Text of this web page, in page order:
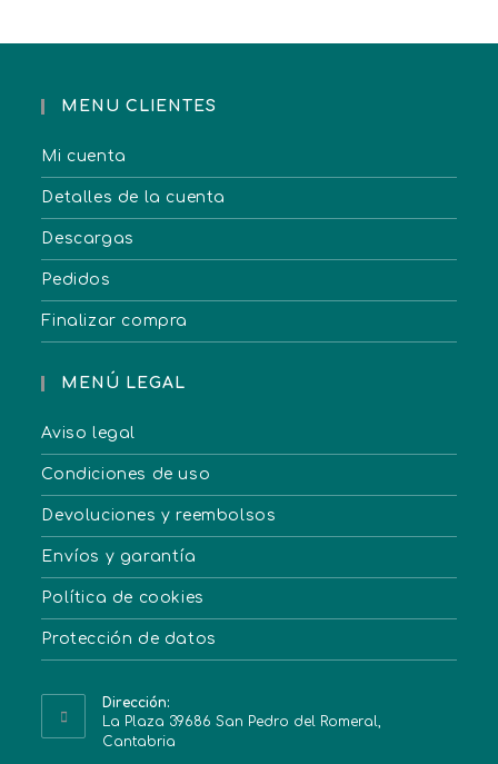
MENU CLIENTES
Mi cuenta
Detalles de la cuenta
Descargas
Pedidos
Finalizar compra
MENÚ LEGAL
Aviso legal
Condiciones de uso
Devoluciones y reembolsos
Envíos y garantía
Política de cookies
Protección de datos
Dirección:
La Plaza 39686 San Pedro del Romeral,
Cantabria